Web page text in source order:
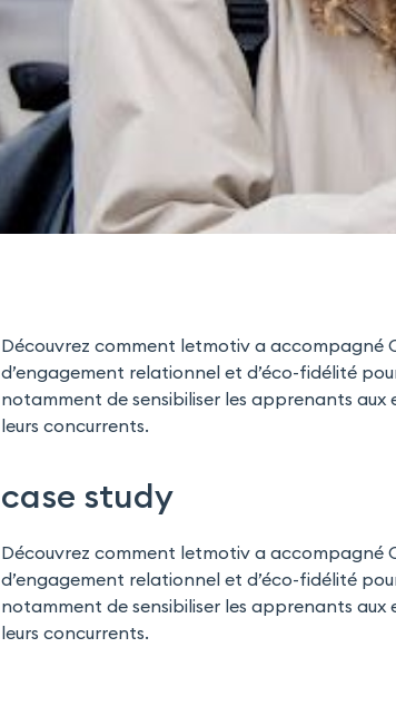
Découvrez comment letmotiv a accompagné
d’engagement relationnel et d’éco-fidélité
notamment de sensibiliser les apprenants
leurs concurrents.
case study
Découvrez comment letmotiv a accompagné
d’engagement relationnel et d’éco-fidélité
notamment de sensibiliser les apprenants
leurs concurrents.